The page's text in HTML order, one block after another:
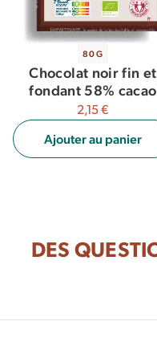
80G
Chocolat noir fin et
fondant 58% cacao
2,15 €
Ajouter au panier
DES